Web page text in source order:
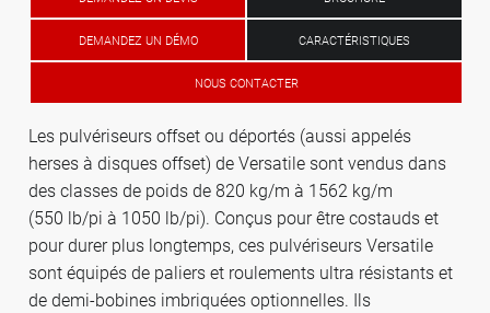
DEMANDEZ UN DÉMO CARACTÉRISTIQUES
NOUS CONTACTER
Les pulvériseurs offset ou déportés (aussi appelés
herses à disques offset) de Versatile sont vendus dans
des classes de poids de 820 kg/m à 1562 kg/m
(550 lb/pi à 1050 lb/pi). Conçus pour être costauds et
pour durer plus longtemps, ces pulvériseurs Versatile
sont équipés de paliers et roulements ultra résistants et
de demi-bobines imbriquées optionnelles. Ils